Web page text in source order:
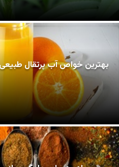
بهترین خواص آب پرتقال طبیعی